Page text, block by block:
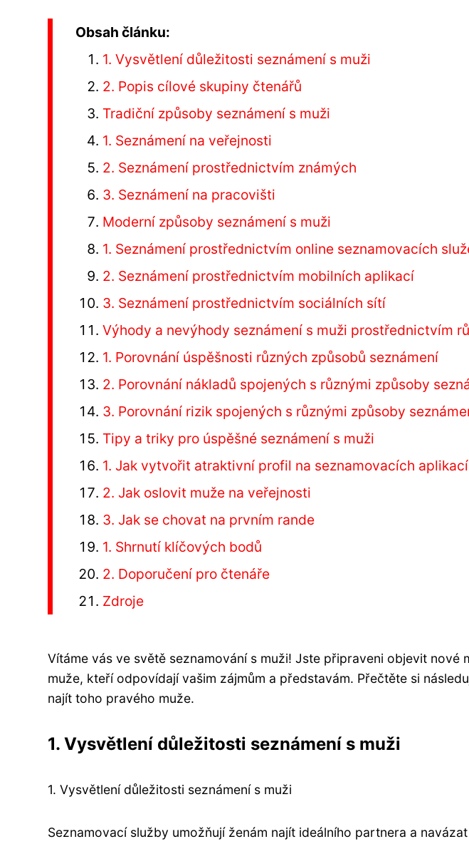
Obsah článku:
1. Vysvětlení důležitosti seznámení s muži
2. Popis cílové skupiny čtenářů
Tradiční způsoby seznámení s muži
1. Seznámení na veřejnosti
2. Seznámení prostřednictvím známých
3. Seznámení na pracovišti
Moderní způsoby seznámení s muži
1. Seznámení prostřednictvím online seznamovacích
2. Seznámení prostřednictvím mobilních aplikací
3. Seznámení prostřednictvím sociálních sítí
Výhody a nevýhody seznámení s muži prostřednictvím
1. Porovnání úspěšnosti různých způsobů seznámení
2. Porovnání nákladů spojených s různými způsoby
3. Porovnání rizik spojených s různými způsoby
Tipy a triky pro úspěšné seznámení s muži
1. Jak vytvořit atraktivní profil na seznamovacích
2. Jak oslovit muže na veřejnosti
3. Jak se chovat na prvním rande
1. Shrnutí klíčových bodů
2. Doporučení pro čtenáře
Zdroje
Vítáme vás ve světě seznamování s muži! Jste připraveni objevit
muže, kteří odpovídají vašim zájmům a představám. Přečtěte si
najít toho pravého muže.
1. Vysvětlení důležitosti seznámení s muži
1. Vysvětlení důležitosti seznámení s muži
Seznamovací služby umožňují ženám najít ideálního partnera a